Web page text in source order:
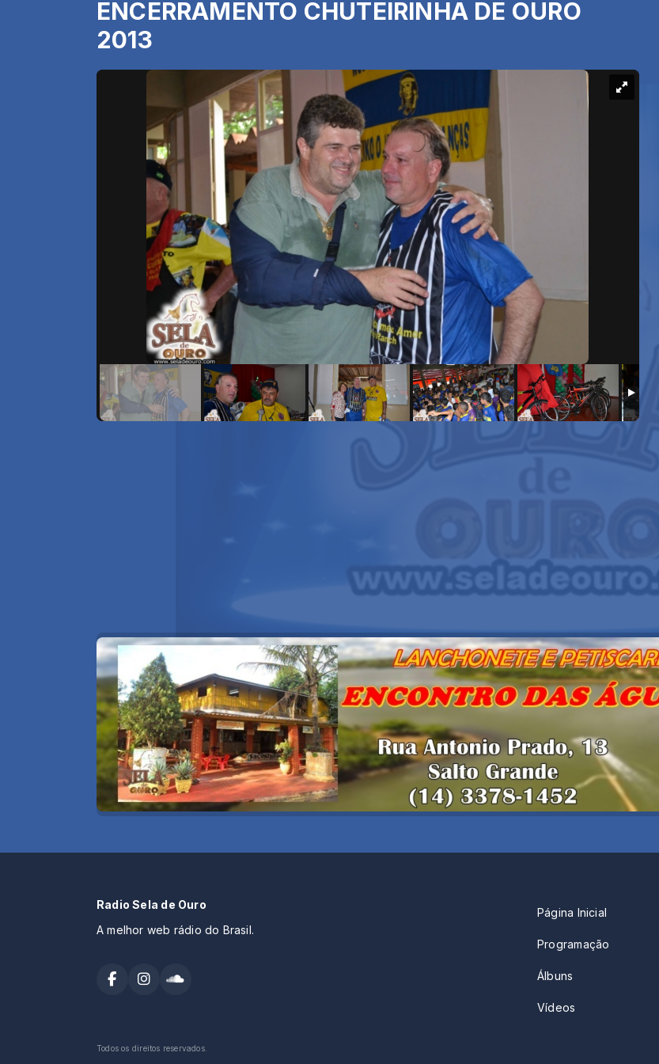
ENCERRAMENTO CHUTEIRINHA DE OURO
2013
Radio Sela de Ouro
A melhor web rádio do Brasil.
Página Inicial
Programação
Álbuns
Vídeos
Todos os direitos reservados.